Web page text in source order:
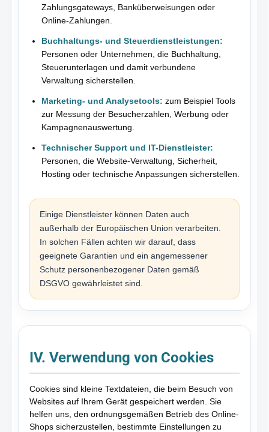
Zahlungsgateways, Banküberweisungen oder
Online-Zahlungen.
Buchhaltungs- und Steuerdienstleistungen:
Personen oder Unternehmen, die Buchhaltung,
Steuerunterlagen und damit verbundene
Verwaltung sicherstellen.
Marketing- und Analysetools: zum Beispiel Tools
zur Messung der Besucherzahlen, Werbung oder
Kampagnenauswertung.
Technischer Support und IT-Dienstleister:
Personen, die Website-Verwaltung, Sicherheit,
Hosting oder technische Anpassungen sicherstellen.
Einige Dienstleister können Daten auch
außerhalb der Europäischen Union verarbeiten.
In solchen Fällen achten wir darauf, dass
geeignete Garantien und ein angemessener
Schutz personenbezogener Daten gemäß
DSGVO gewährleistet sind.
IV. Verwendung von Cookies
Cookies sind kleine Textdateien, die beim Besuch von
Websites auf Ihrem Gerät gespeichert werden. Sie
helfen uns, den ordnungsgemäßen Betrieb des Online-
Shops sicherzustellen, bestimmte Einstellungen zu